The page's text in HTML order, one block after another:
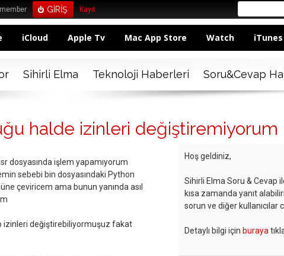
Kayıt
iCloud Apple Tv Mac App Store Watch iTunes
Sihirli Elma Teknoloji Haberleri Soru&Cevap
halde izinleri değiştiremiyorum
dosyasında işlem yapamıyorum
sebebi bin dosyasındaki Python
çeviricem ama bunun yanında asıl
izinleri değiştirebiliyormuşuz fakat
Hoş geldiniz,
Sihirli Elma Soru & Cevap
kısa zamanda yanıt
sorun ve diğer kullanıcılar
Detaylı bilgi için buraya